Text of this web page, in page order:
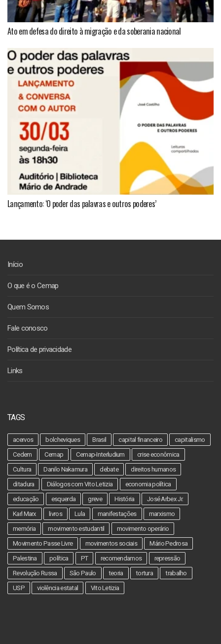
Ato em defesa do direito à migração e da soberania nacional
Lançamento: ‘O poder das palavras e outros poderes’
Início
O que é o Cemap
Quem Somos
Fale conosco
Política de privacidade
Links
TAGS
acervos bolcheviques Brasil capital financeiro
capitalismo
Cedem
Cemap Cemap-Interludium
crise econômica
Cultura
Danilo Nakamura debate
direitos humanos
ditadura
Diálogos com Vito Letizia
economia política
educação
esquerda greve História
José Arbex Jr.
Karl Marx
livros Lula manifestações
marxismo
memória
movimento estudantil
movimento operário
Movimento Passe Livre
movimentos sociais
Mário Pedrosa
Palestina
política PT recomendamos
repressão
Revolução Russa
São Paulo teoria tortura
trabalho
USP
violência estatal Vito Letizia